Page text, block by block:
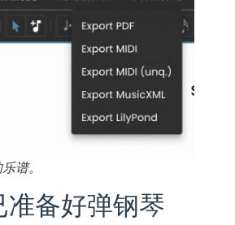
谱。
备好弹钢琴